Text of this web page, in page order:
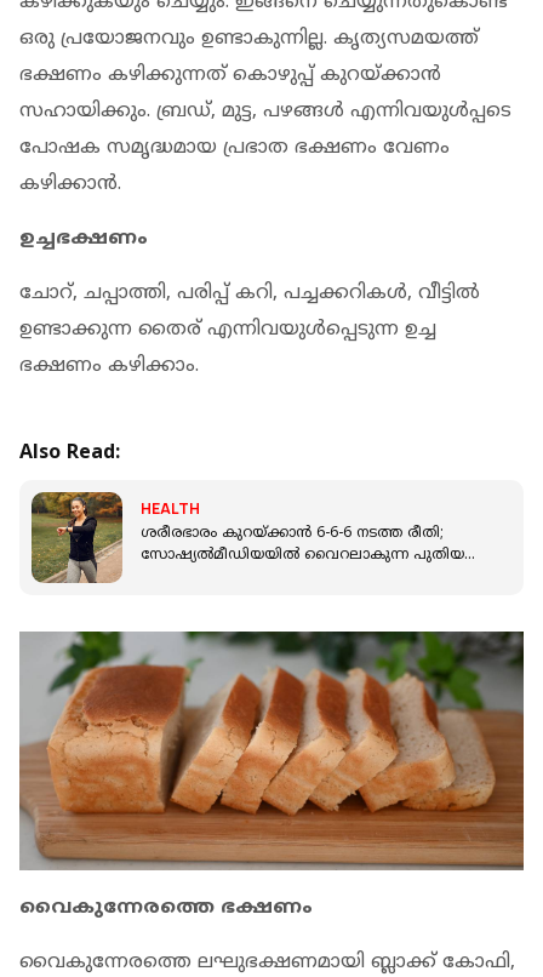
ഒരു പ്രയോജനവും ഉണ്ടാകുന്നില്ല. കൃത്യസമയത്ത്
ഭക്ഷണം കഴിക്കുന്നത് കൊഴുപ്പ് കുറയ്ക്കാന്‍
സഹായിക്കും. ബ്രഡ്, മുട്ട, പഴങ്ങള്‍ എന്നിവയുള്‍പ്പടെ
പോഷക സമൃദ്ധമായ പ്രഭാത ഭക്ഷണം വേണം
കഴിക്കാന്‍.
ഉച്ചഭക്ഷണം
ചോറ്, ചപ്പാത്തി, പരിപ്പ് കറി, പച്ചക്കറികള്‍, വീട്ടില്‍
ഉണ്ടാക്കുന്ന തൈര് എന്നിവയുള്‍പ്പെടുന്ന ഉച്ച
ഭക്ഷണം കഴിക്കാം.
Also Read:
HEALTH
ശരീരഭാരം കുറയ്ക്കാൻ 6-6-6 നടത്ത രീതി;
സോഷ്യൽമീഡിയയിൽ വൈറലാകുന്ന പുതിയ
വൈകുന്നേരത്തെ ഭക്ഷണം
വൈകുന്നേരത്തെ ലഘുഭക്ഷണമായി ബ്ലാക്ക് കോഫി,